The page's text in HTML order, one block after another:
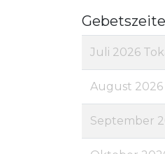
Juli 2026
August 2026
September